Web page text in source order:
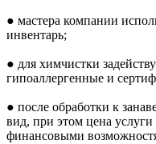
● мастера компании
инвентарь;
● для химчистки
гипоаллергенные и
● после обработки к
вид, при этом цена
финансовыми